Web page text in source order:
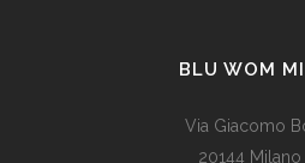
BLU WOM
Via Giacomo
20144 Milano